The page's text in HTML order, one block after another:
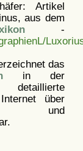
Artikel
aus dem
-
das
in der
detaillierte
über